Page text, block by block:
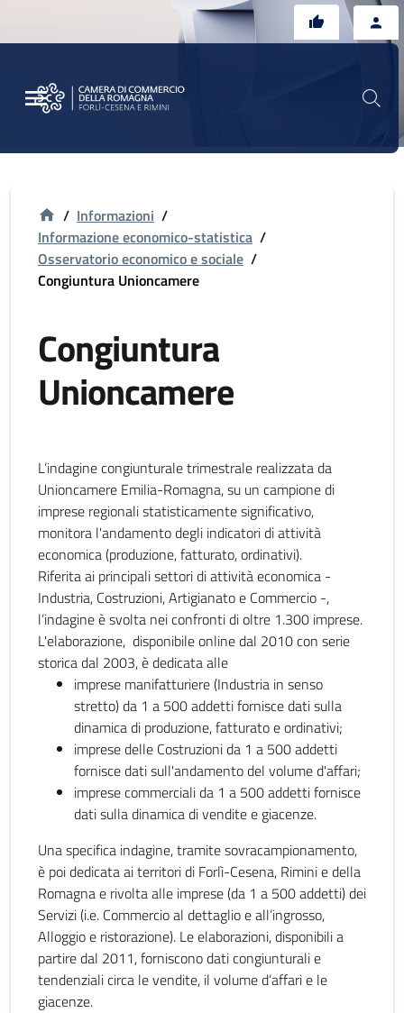
/ Informazioni /
Informazione economico-statistica /
Osservatorio economico e sociale /
Congiuntura Unioncamere
Congiuntura
Unioncamere
L’indagine congiunturale trimestrale realizzata da
Unioncamere Emilia-Romagna, su un campione di
imprese regionali statisticamente significativo,
monitora l'andamento degli indicatori di attività
economica (produzione, fatturato, ordinativi).
Riferita ai principali settori di attività economica -
Industria, Costruzioni, Artigianato e Commercio -,
l’indagine è svolta nei confronti di oltre 1.300 imprese.
L'elaborazione, disponibile online dal 2010 con serie
storica dal 2003, è dedicata alle
imprese manifatturiere (Industria in senso
stretto) da 1 a 500 addetti fornisce dati sulla
dinamica di produzione, fatturato e ordinativi;
imprese delle Costruzioni da 1 a 500 addetti
fornisce dati sull'andamento del volume d'affari;
imprese commerciali da 1 a 500 addetti fornisce
dati sulla dinamica di vendite e giacenze.
Una specifica indagine, tramite sovracampionamento,
è poi dedicata ai territori di Forlì-Cesena, Rimini e della
Romagna e rivolta alle imprese (da 1 a 500 addetti) dei
Servizi (i.e. Commercio al dettaglio e all’ingrosso,
Alloggio e ristorazione). Le elaborazioni, disponibili a
partire dal 2011, forniscono dati congiunturali e
tendenziali circa le vendite, il volume d’affari e le
giacenze.